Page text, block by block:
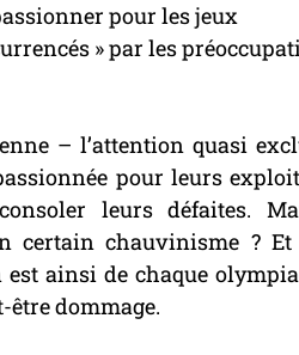
pour les jeux
» par les
– l’attention quasi
pour leurs
leurs défaites.
certain chauvinisme ? Et
ainsi de chaque
être dommage.